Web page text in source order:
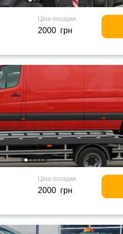
Ціна посадки
2000 грн
Ціна посадки
2000 грн